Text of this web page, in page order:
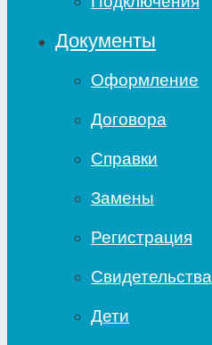
Документы
Оформление
Договора
Справки
Замены
Регистрация
Свидетельства
Дети